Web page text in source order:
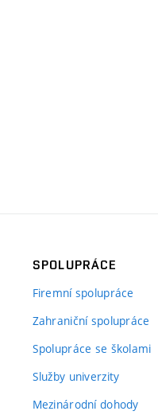
SPOLUPRÁCE
Firemní spolupráce
Zahraniční spolupráce
Spolupráce se školami
Služby univerzity
Mezinárodní dohody